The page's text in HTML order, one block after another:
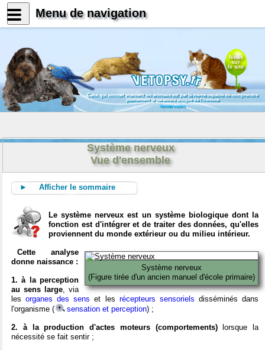
News
sur
le site
Celui qui connait vraiment les animaux est par là même capable de comprendre
pleinement le caractère unique de l'homme
Konrad Lorenz
Système nerveux
Vue d'ensemble
► Afficher le sommaire
Le système nerveux est un système biologique dont la
fonction est d'intégrer et de traiter des données, qu'elles
proviennent du monde extérieur ou du milieu intérieur.
Système nerveux
(Figure tirée d'un ancien manuel d'école primaire)
Cette analyse
donne naissance :
1. à la perception
au sens large, via
lesorganes des sens et les récepteurs sensoriels disséminés dans
l'organisme (
sensation et perception) ;
2. à la production d'actes moteurs (comportements)lorsque la
nécessité se fait sentir ;
Menu de navigation